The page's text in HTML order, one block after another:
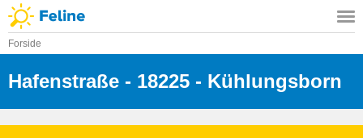
Forside
Hafenstraße - 18225 - Kühlungsborn